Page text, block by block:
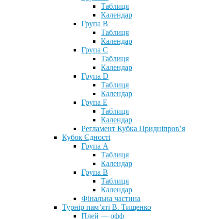
Таблиця
Календар
Група В
Таблиця
Календар
Група С
Таблиця
Календар
Група D
Таблиця
Календар
Група Е
Таблиця
Календар
Регламент Кубка Придніпров’я
Кубок Єдності
Група А
Таблиця
Календар
Група В
Таблиця
Календар
Фінальна частина
Турнір пам’яті В. Тищенко
Плей — офф